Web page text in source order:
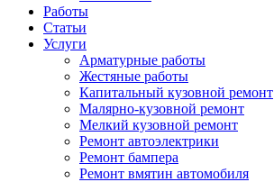
Работы
Статьи
Услуги
Арматурные работы
Жестяные работы
Капитальный кузовной ремонт
Малярно-кузовной ремонт
Мелкий кузовной ремонт
Ремонт автоэлектрики
Ремонт бампера
Ремонт вмятин автомобиля